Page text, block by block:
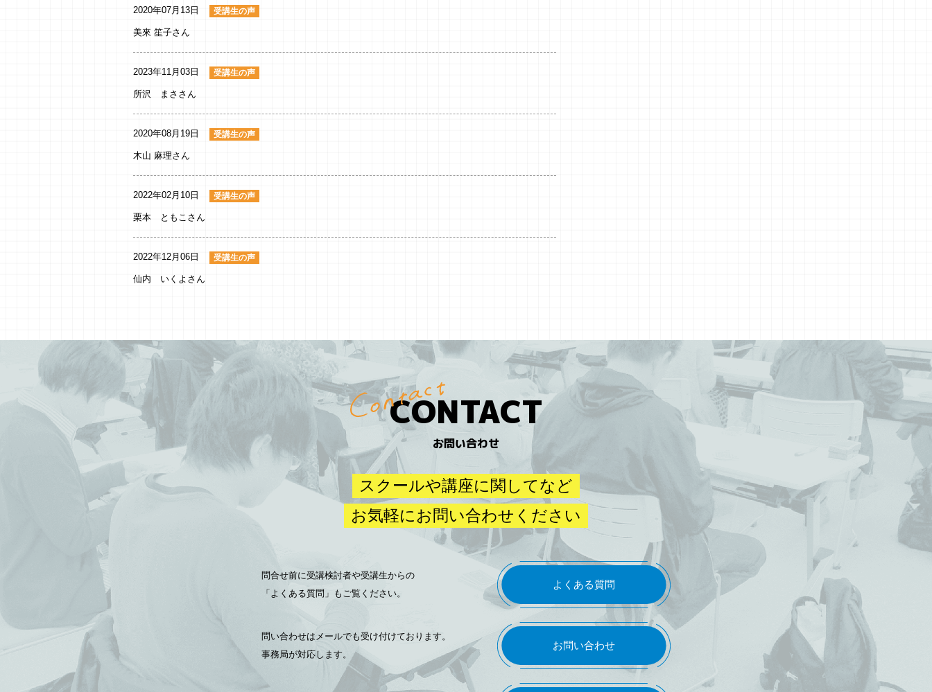
2020年07月13日 受講生の声
美來 笙子さん
2023年11月03日 受講生の声
所沢 まささん
2020年08月19日 受講生の声
木山 麻理さん
2022年02月10日 受講生の声
栗本 ともこさん
2022年12月06日 受講生の声
仙内 いくよさん
CONTACT
お問い合わせ
スクールや講座に関してなど
お気軽にお問い合わせください
問合せ前に受講検討者や受講生からの
「よくある質問」もご覧ください。
よくある質問
問い合わせはメールでも受け付けております。
事務局が対応します。
お問い合わせ